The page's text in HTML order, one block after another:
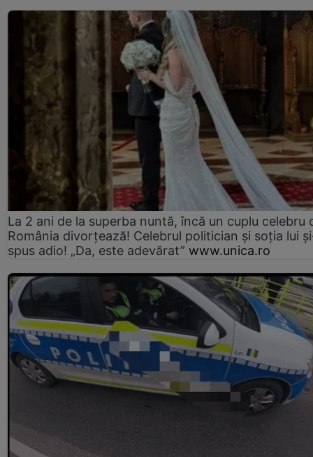
La 2 ani de la superba nuntă, încă un cuplu celebru
România divorțează! Celebrul politician și soția lui
spus adio! „Da, este adevărat” www.unica.ro